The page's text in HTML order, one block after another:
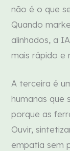
não é o que
Quando
alinhados, a
mais rápido e
A terceira é
humanas que
porque as
Ouvir,
empatia sem